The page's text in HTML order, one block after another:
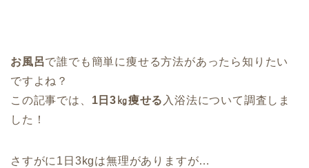
お風呂で誰でも簡単に痩せる方法があったら知りたい
ですよね？
この記事では、 1日3㎏痩せる 入浴法について調査しま
した！
さすがに1日3kgは無理がありますが…